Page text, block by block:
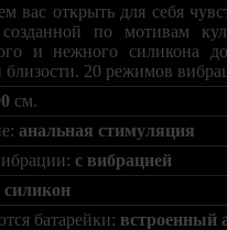
вас открыть для себя
по мотивам
и нежного силикона
близости. 20 режимов
см.
анальная стимуляция
с вибрацией
силикон
батарейки: встроенный